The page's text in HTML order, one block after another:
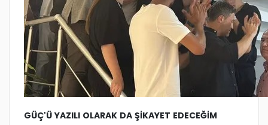
GÜÇ'Ü YAZILI OLARAK DA ŞİKAYET EDECEĞİM